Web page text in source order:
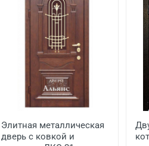
Элитная металлическая
дверь с ковкой и